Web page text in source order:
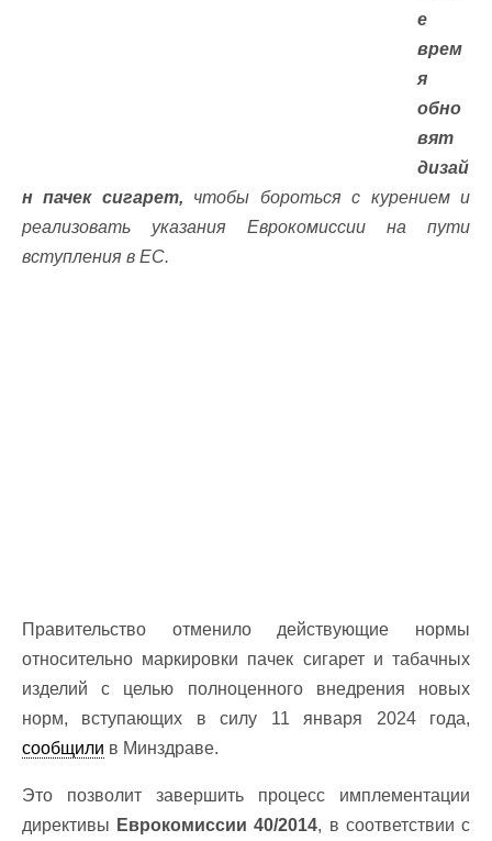
е
врем
я
обно
вят
дизай
н пачек сигарет, чтобы бороться с курением и
реализовать указания Еврокомиссии на пути
вступления в ЕС.
Правительство отменило действующие нормы
относительно маркировки пачек сигарет и табачных
изделий с целью полноценного внедрения новых
норм, вступающих в силу 11 января 2024 года,
сообщили в Минздраве.
Это позволит завершить процесс имплементации
директивы Еврокомиссии 40/2014, в соответствии с